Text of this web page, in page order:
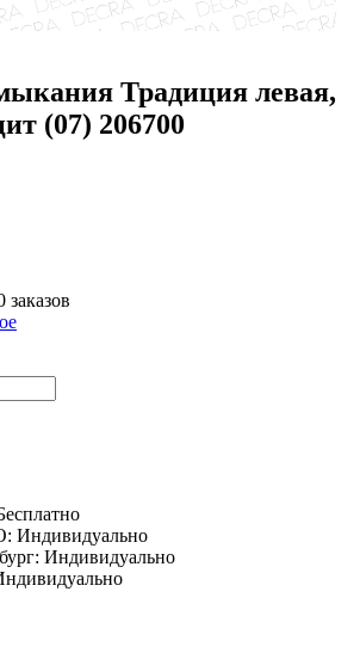
Традиция левая,
(07) 206700
заказов
Индивидуально
Индивидуально